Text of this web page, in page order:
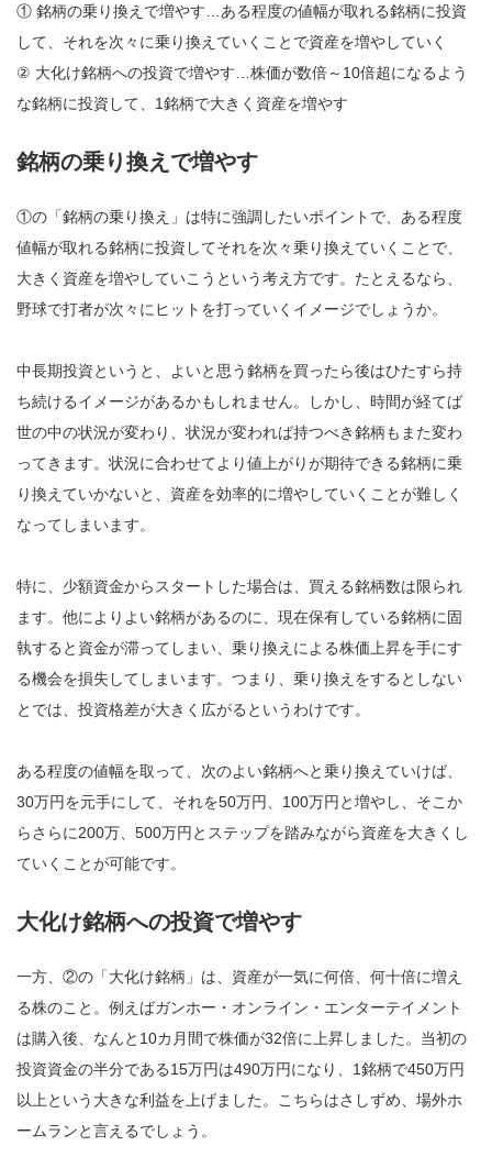
① 銘柄の乗り換えで増やす…ある程度の値幅が取れる銘柄に投資
して、それを次々に乗り換えていくことで資産を増やしていく
② 大化け銘柄への投資で増やす…株価が数倍～10倍超になるよう
な銘柄に投資して、1銘柄で大きく資産を増やす
銘柄の乗り換えで増やす
①の「銘柄の乗り換え」は特に強調したいポイントで、ある程度
値幅が取れる銘柄に投資してそれを次々乗り換えていくことで、
大きく資産を増やしていこうという考え方です。たとえるなら、
野球で打者が次々にヒットを打っていくイメージでしょうか。
中長期投資というと、よいと思う銘柄を買ったら後はひたすら持
ち続けるイメージがあるかもしれません。しかし、時間が経てば
世の中の状況が変わり、状況が変われば持つべき銘柄もまた変わ
ってきます。状況に合わせてより値上がりが期待できる銘柄に乗
り換えていかないと、資産を効率的に増やしていくことが難しく
なってしまいます。
特に、少額資金からスタートした場合は、買える銘柄数は限られ
ます。他によりよい銘柄があるのに、現在保有している銘柄に固
執すると資金が滞ってしまい、乗り換えによる株価上昇を手にす
る機会を損失してしまいます。つまり、乗り換えをするとしない
とでは、投資格差が大きく広がるというわけです。
ある程度の値幅を取って、次のよい銘柄へと乗り換えていけば、
30万円を元手にして、それを50万円、100万円と増やし、そこか
らさらに200万、500万円とステップを踏みながら資産を大きくし
ていくことが可能です。
大化け銘柄への投資で増やす
一方、②の「大化け銘柄」は、資産が一気に何倍、何十倍に増え
る株のこと。例えばガンホー・オンライン・エンターテイメント
は購入後、なんと10カ月間で株価が32倍に上昇しました。当初の
投資資金の半分である15万円は490万円になり、1銘柄で450万円
以上という大きな利益を上げました。こちらはさしずめ、場外ホ
ームランと言えるでしょう。